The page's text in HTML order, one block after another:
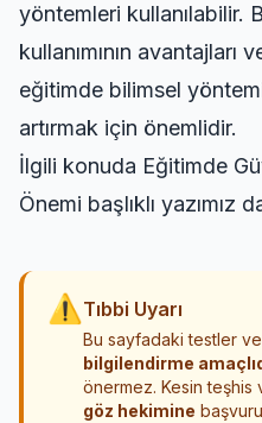
yöntemleri kullanılabilir.
kullanımının avantajları
eğitimde bilimsel
artırmak için önemlidir.
İlgili konuda Eğitimde
Önemi başlıklı yazımız
⚠ Tıbbi Uyarı
Bu sayfadaki testler
bilgilendirme
önermez. Kesin
göz hekimine